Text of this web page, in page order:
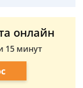
онлайн
15 минут